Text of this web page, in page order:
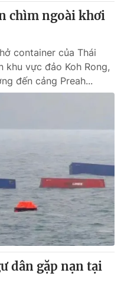
chìm ngoài khơi
container của Thái
khu vực đảo Koh Rong,
đến cảng Preah...
dân gặp nạn tại